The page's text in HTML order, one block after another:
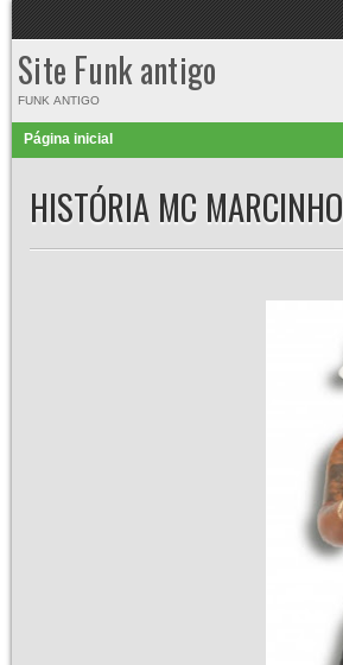
Site Funk antigo
FUNK ANTIGO
Página inicial
HISTÓRIA MC MARCINHO